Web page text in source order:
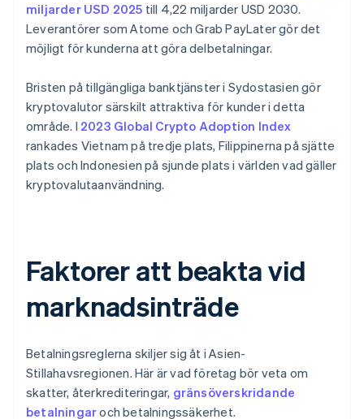
miljarder USD 2025 till 4,22 miljarder USD 2030.
Leverantörer som Atome och Grab PayLater gör det
möjligt för kunderna att göra delbetalningar.
Bristen på tillgängliga banktjänster i Sydostasien gör
kryptovalutor särskilt attraktiva för kunder i detta
område. I 2023 Global Crypto Adoption Index
rankades Vietnam på tredje plats, Filippinerna på sjätte
plats och Indonesien på sjunde plats i världen vad gäller
kryptovalutaanvändning.
Faktorer att beakta vid
marknadsinträde
Betalningsreglerna skiljer sig åt i Asien-
Stillahavsregionen. Här är vad företag bör veta om
skatter, återkrediteringar, gränsöverskridande
betalningaroch betalningssäkerhet.